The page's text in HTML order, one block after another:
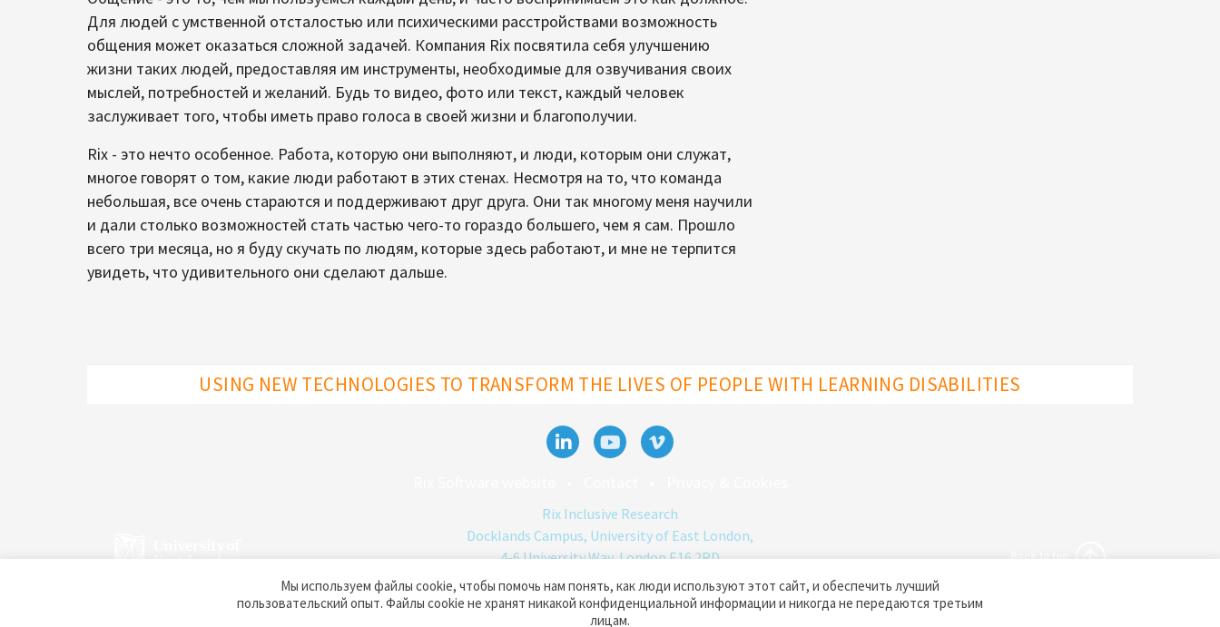
Для людей с умственной отсталостью или психическими расстройствами возможность
общения может оказаться сложной задачей. Компания Rix посвятила себя улучшению
жизни таких людей, предоставляя им инструменты, необходимые для озвучивания своих
мыслей, потребностей и желаний. Будь то видео, фото или текст, каждый человек
заслуживает того, чтобы иметь право голоса в своей жизни и благополучии.
Rix - это нечто особенное. Работа, которую они выполняют, и люди, которым они служат,
многое говорят о том, какие люди работают в этих стенах. Несмотря на то, что команда
небольшая, все очень стараются и поддерживают друг друга. Они так многому меня научили
и дали столько возможностей стать частью чего-то гораздо большего, чем я сам. Прошло
всего три месяца, но я буду скучать по людям, которые здесь работают, и мне не терпится
увидеть, что удивительного они сделают дальше.
USING NEW TECHNOLOGIES TO TRANSFORM THE LIVES OF PEOPLE WITH LEARNING DISABILITIES
Rix Inclusive Research
Docklands Campus, University of East London,
4-6 University Way, London E16 2RD
© Rix Inclusive Research 2026 RIX Data Protection
Мы используем файлы cookie, чтобы помочь нам понять, как люди используют этот сайт, и обеспечить лучший
пользовательский опыт. Файлы cookie не хранят никакой конфиденциальной информации и никогда не передаются третьим
лицам.